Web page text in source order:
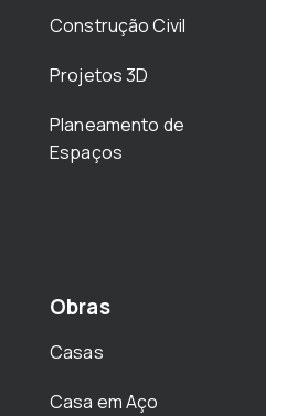
Construção Civil
Projetos 3D
Planeamento de
Espaços
Obras
Casas
Casa em Aço